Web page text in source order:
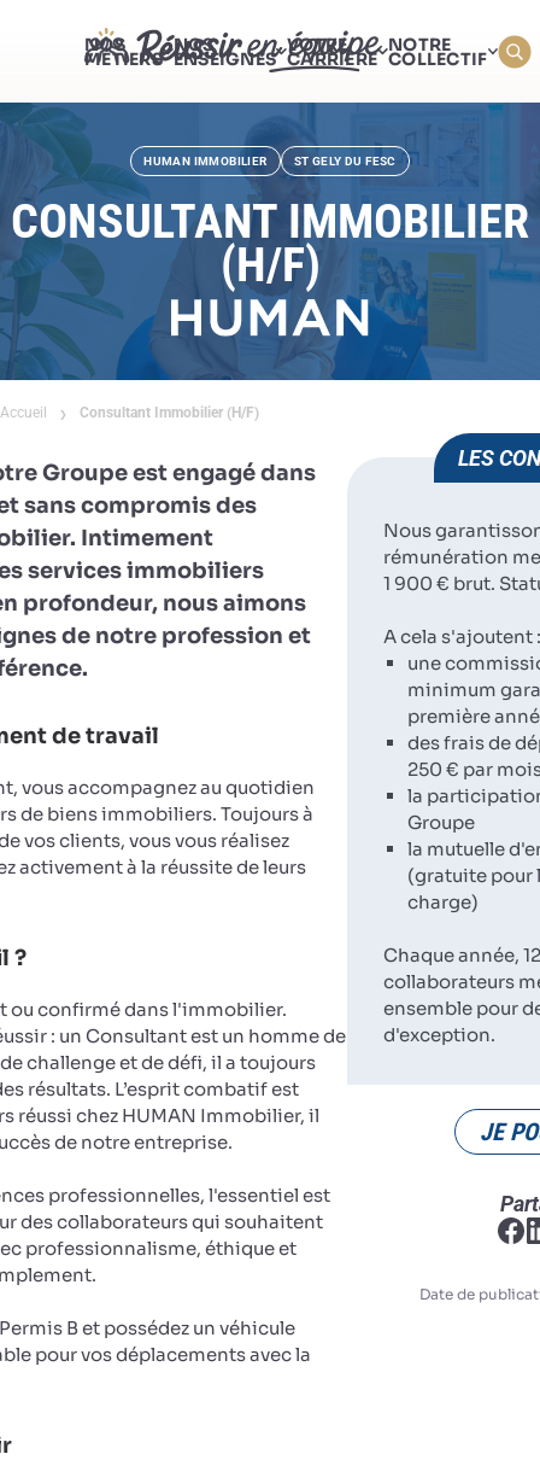
NOS
MÉTIERS
NOS
ENSEIGNES
VOTRE
CARRIÈRE
NOTRE
COLLECTIF
HUMAN IMMOBILIER ST GELY DU FESC
CONSULTANT IMMOBILIER
(H/F)
Accueil Consultant Immobilier (H/F)
Groupe est engagé dans
sans compromis des
Intimement
services immobiliers
profondeur, nous aimons
de notre profession et
de travail
vous accompagnez au quotidien
de biens immobiliers. Toujours à
vos clients, vous vous réalisez
activement à la réussite de leurs
?
ou confirmé dans l'immobilier.
: un Consultant est un homme de
challenge et de défi, il a toujours
résultats. L’esprit combatif est
réussi chez HUMAN Immobilier, il
de notre entreprise.
professionnelles, l'essentiel est
des collaborateurs qui souhaitent
professionnalisme, éthique et
B et possédez un véhicule
pour vos déplacements avec la
LES
Nous
rémunération
1 900 € brut.
A cela s'ajoutent :
une
minimum
première
des frais de
250 € par
la
Groupe
la mutuelle
(gratuite pour
charge)
Chaque année,
collaborateurs
ensemble pour
d'exception.
JE
Date de